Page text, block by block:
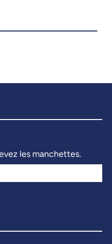
les manchettes.